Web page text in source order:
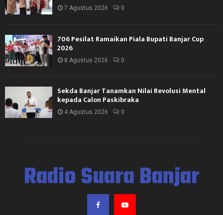
7 Agustus 2026 0
706 Pesilat Ramaikan Piala Bupati Banjar Cup
2026
8 Agustus 2026 0
Sekda Banjar Tanamkan Nilai Revolusi Mental
kepada Calon Paskibraka
4 Agustus 2026 0
Radio Suara Banjar